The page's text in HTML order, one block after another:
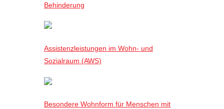
Behinderung
Assistenzleistungen im Wohn- und
Sozialraum (AWS)
Besondere Wohnform für Menschen mit